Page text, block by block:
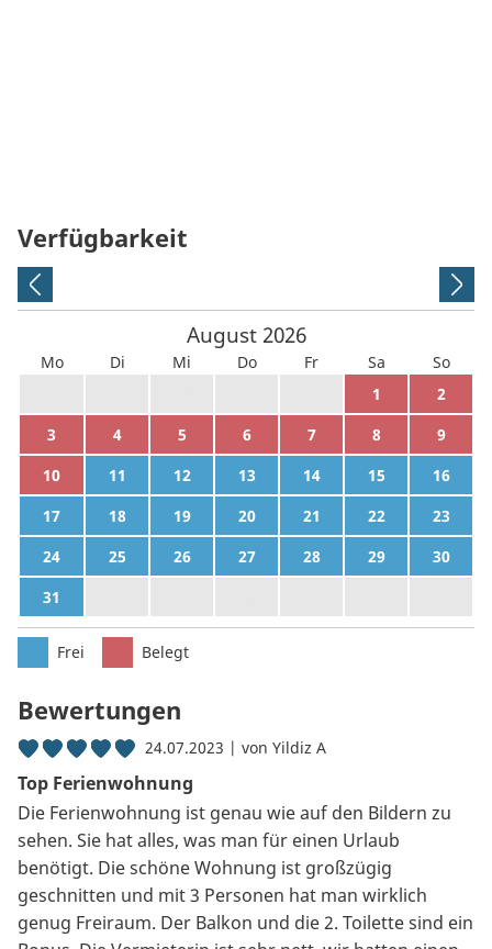
Verfügbarkeit
August 2026
Mo Di Mi Do Fr Sa
So
1
2
3
4 5 6 7 8
9
10
11 12 13 14 15
16
17
18 19 20 21 22
23
24
25 26 27 28 29
30
31
Frei Belegt
Bewertungen
24.07.2023 | von Yildiz A
Top Ferienwohnung
Die Ferienwohnung ist genau wie auf den Bildern zu
sehen. Sie hat alles, was man für einen Urlaub
benötigt. Die schöne Wohnung ist großzügig
geschnitten und mit 3 Personen hat man wirklich
genug Freiraum. Der Balkon und die 2. Toilette sind ein